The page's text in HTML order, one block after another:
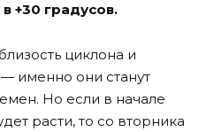
+30 градусов.
циклона и
именно они станут
Но если в начале
расти, то со вторника